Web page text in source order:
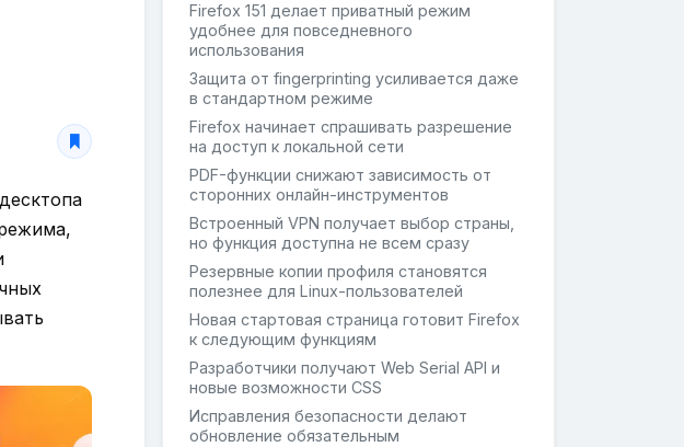
Firefox 151 делает приватный режим
удобнее для повседневного
использования
Защита от fingerprinting усиливается даже
в стандартном режиме
Firefox начинает спрашивать разрешение
на доступ к локальной сети
PDF-функции снижают зависимость от
сторонних онлайн-инструментов
Встроенный VPN получает выбор страны,
но функция доступна не всем сразу
Резервные копии профиля становятся
полезнее для Linux-пользователей
Новая стартовая страница готовит Firefox
к следующим функциям
Разработчики получают Web Serial API и
новые возможности CSS
Исправления безопасности делают
обновление обязательным